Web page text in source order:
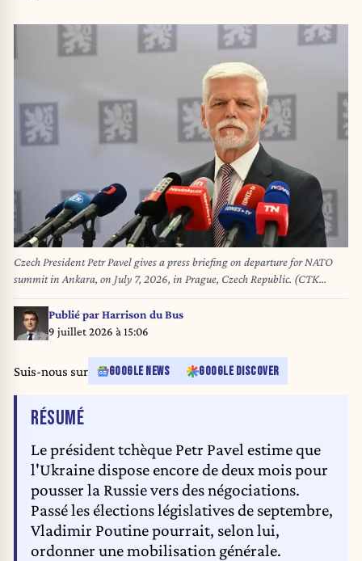
Czech President Petr Pavel gives a press briefing on departure for NATO
summit in Ankara, on July 7, 2026, in Prague, Czech Republic. (CTK
Photo/Katerina Sulova)
Publié parHarrison du Bus
9 juillet 2026 à 15:06
Suis-nous sur GOOGLE NEWS GOOGLE DISCOVER
RÉSUMÉDE L'ARTICLE
Le président tchèque Petr Pavel estime que
l'Ukraine dispose encore de deux mois pour
pousser la Russie vers des négociations.
Passé les élections législatives de septembre,
Vladimir Poutine pourrait, selon lui,
ordonner une mobilisation générale.